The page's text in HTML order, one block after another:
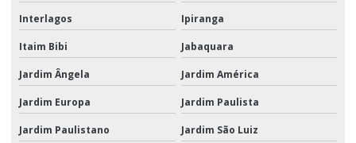
Serviço de transporte e distribuição
Serviço de transporte rodoviário de carga
Serviços de armazenagem
Serviços logísticos
Serviços de montagem de kits promocionais
Interlagos Ipiranga
Itaim Bibi Jabaquara
Jardim Ângela Jardim América
Jardim Europa Jardim Paulista
Jardim Paulistano Jardim São Luiz